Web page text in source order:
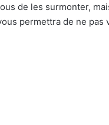
de les surmonter,
permettra de ne pas